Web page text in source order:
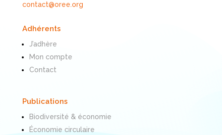
contact@oree.org
Adhérents
J’adhère
Mon compte
Contact
Publications
Biodiversité & économie
Économie circulaire